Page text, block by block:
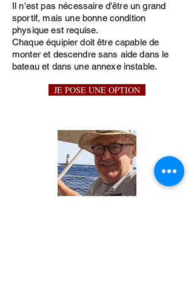
Il n'est pas nécessaire d'être un grand
sportif, mais une bonne condition
physique est requise.
Chaque équipier doit être capable de
monter et descendre sans aide dans le
bateau et dans une annexe instable.
JE POSE UNE OPTION